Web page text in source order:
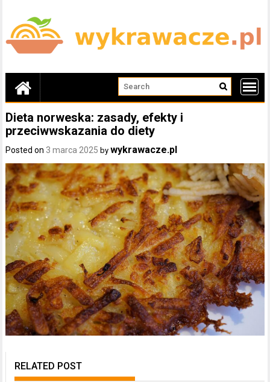
content
Dieta norweska: zasady, efekty i
przeciwwskazania do diety
Posted on 3 marca 2025 bywykrawacze.pl
RELATED POST